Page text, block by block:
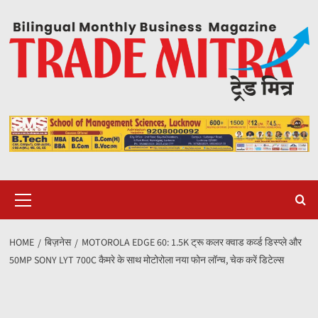
content
Menu
HOME बिज़नेस
MOTOROLA EDGE 60: 1.5K ट्रू कलर क्वाड कर्व्ड डिस्प्ले और
50MP SONY LYT 700C कैमरे के साथ मोटोरोला नया फोन लॉन्च, चेक करें डिटेल्स